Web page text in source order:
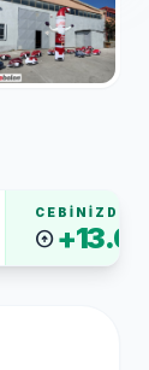
CEBİNİZDE
arrow_circle_up